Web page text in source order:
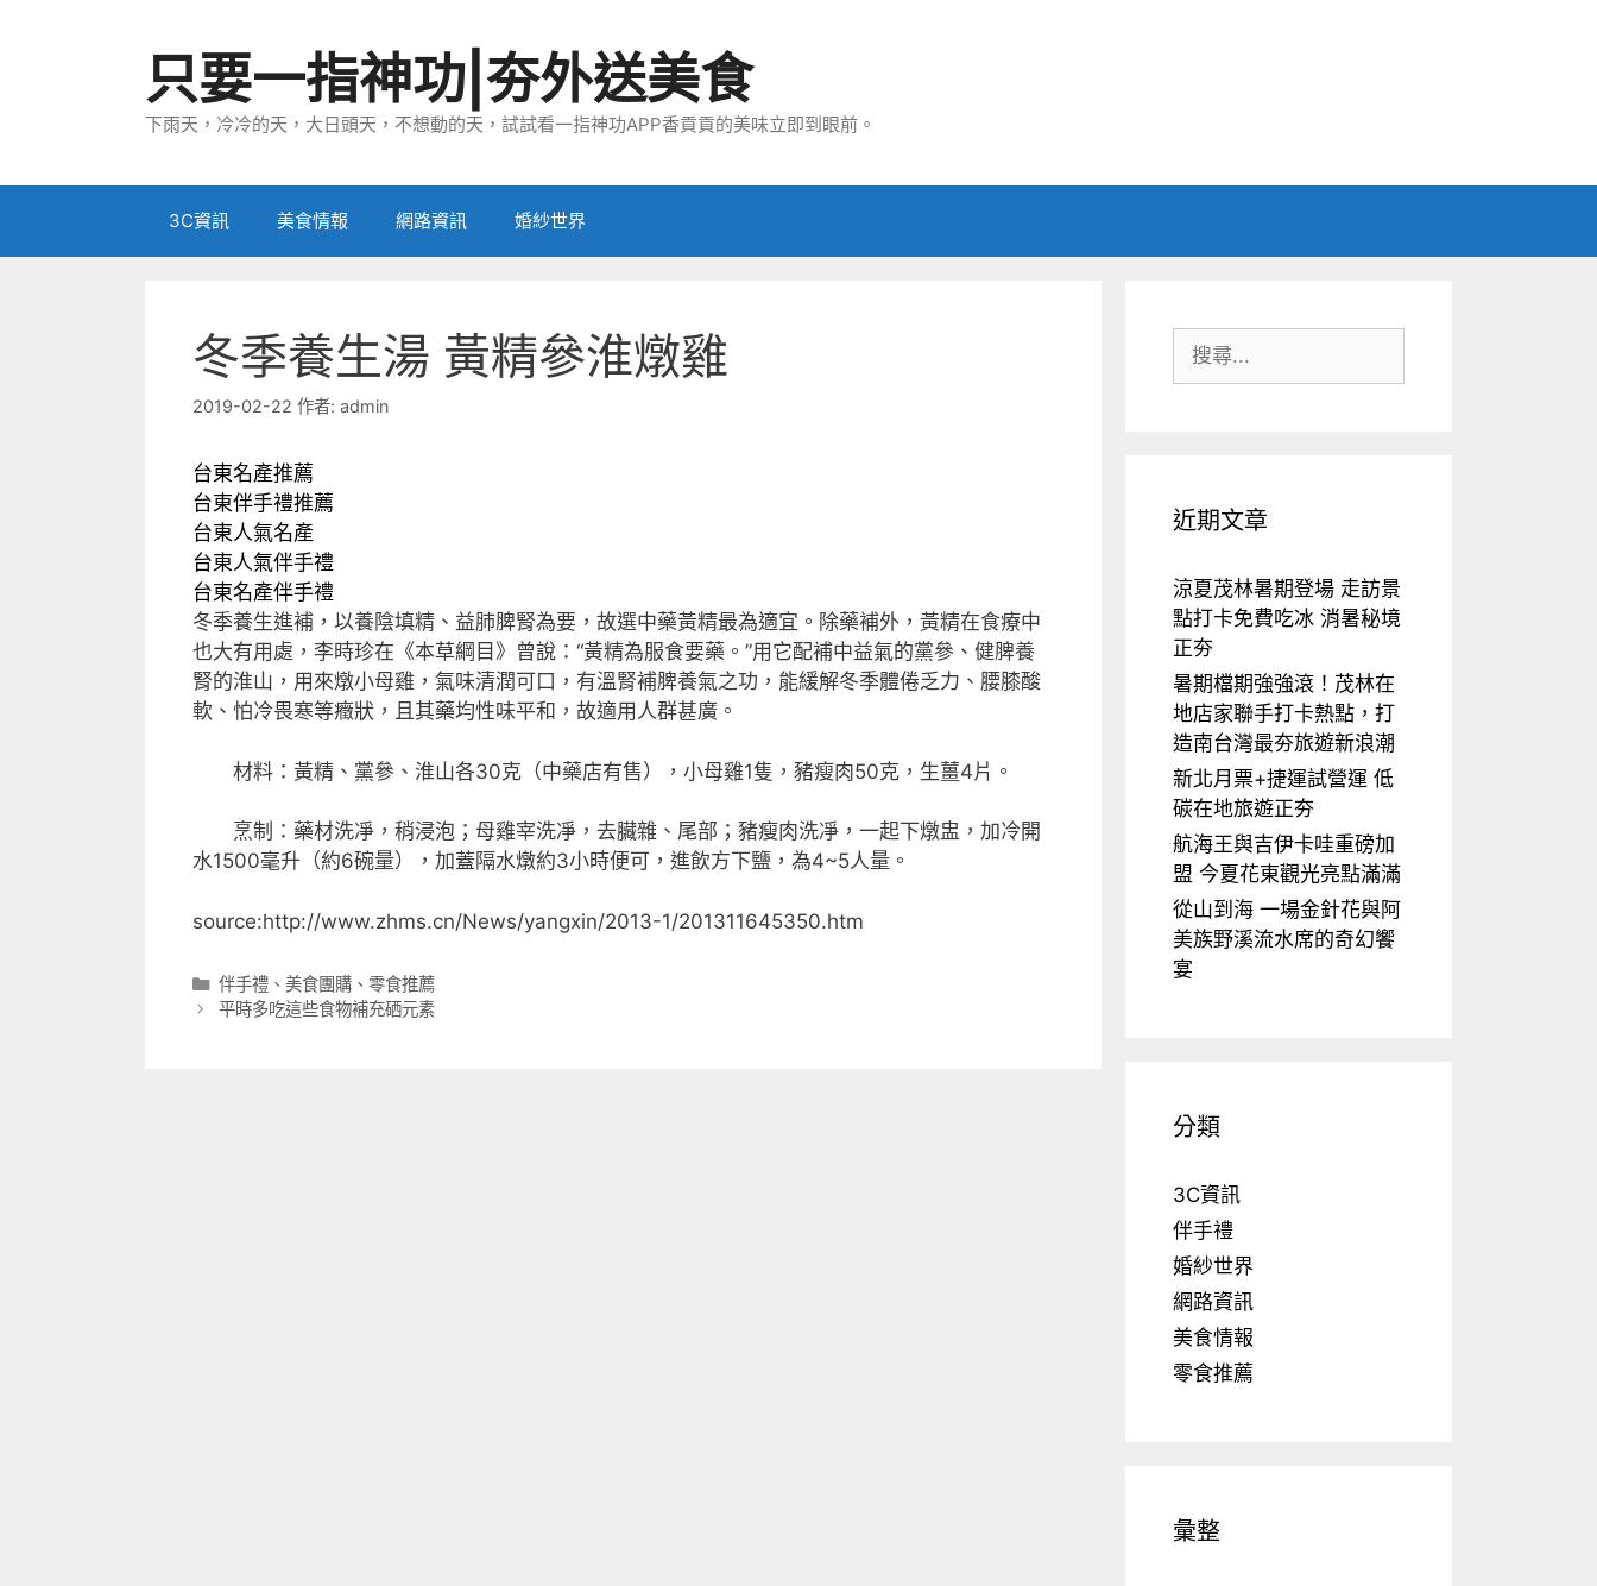
只要一指神功|夯外送美食
下雨天，冷冷的天，大日頭天，不想動的天，試試看一指神功APP香貢貢的美味立即到眼前。
3C資訊 美食情報 網路資訊 婚紗世界
冬季養生湯 黃精參淮燉雞
2019-02-22 作者: admin
台東名產推薦
台東伴手禮推薦
台東人氣名產
台東人氣伴手禮
台東名產伴手禮
冬季養生進補，以養陰填精、益肺脾腎為要，故選中藥黃精最為適宜。除藥補外，黃精在食療中
也大有用處，李時珍在《本草綱目》曾說：“黃精為服食要藥。”用它配補中益氣的黨參、健脾養
腎的淮山，用來燉小母雞，氣味清潤可口，有溫腎補脾養氣之功，能緩解冬季體倦乏力、腰膝酸
軟、怕冷畏寒等癥狀，且其藥均性味平和，故適用人群甚廣。
材料：黃精、黨參、淮山各30克（中藥店有售），小母雞1隻，豬瘦肉50克，生薑4片。
烹制：藥材洗凈，稍浸泡；母雞宰洗凈，去臟雜、尾部；豬瘦肉洗凈，一起下燉盅，加冷開
水1500毫升（約6碗量），加蓋隔水燉約3小時便可，進飲方下鹽，為4~5人量。
source:http://www.zhms.cn/News/yangxin/2013-1/201311645350.htm
分
類
伴手禮、 美食團購、 零食推薦
平時多吃這些食物補充硒元素
尋:
近期文章
涼夏茂林暑期登場 走訪景
點打卡免費吃冰 消暑秘境
正夯
暑期檔期強強滾！茂林在
地店家聯手打卡熱點，打
造南台灣最夯旅遊新浪潮
新北月票+捷運試營運 低
碳在地旅遊正夯
航海王與吉伊卡哇重磅加
盟 今夏花東觀光亮點滿滿
從山到海 一場金針花與阿
美族野溪流水席的奇幻饗
宴
分類
3C資訊
伴手禮
婚紗世界
網路資訊
美食情報
零食推薦
彙整